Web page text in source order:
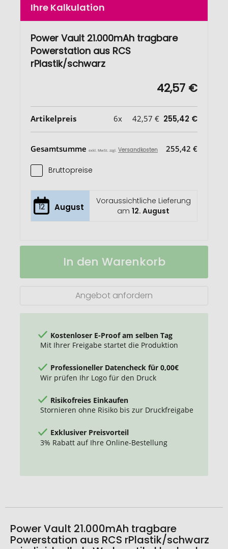
Ihre Kalkulation
Power Vault 21.000mAh tragbare
Powerstation aus RCS
rPlastik/schwarz
42,57 €
Artikelpreis 6x 42,57 € 255,42 €
Gesamtsumme exkl. MwSt. zzgl. Versandkosten 255,42 €
Bruttopreise
12 August
Voraussichtliche Lieferung
am12. August
Power
tragbare
Auf
In den Warenkorb
Angebot anfordern
Kostenloser E-Proof am selben Tag
Mit Ihrer Freigabe startet die Produktion
Professioneller Datencheck für 0,00€
Wir prüfen Ihr Logo für den Druck
Risikofreies Einkaufen
Stornieren ohne Risiko bis zur Druckfreigabe
Exklusiver Preisvorteil
3% Rabatt auf Ihre Online-Bestellung
Power Vault 21.000mAh tragbare
Powerstation aus RCS rPlastik/schwarz